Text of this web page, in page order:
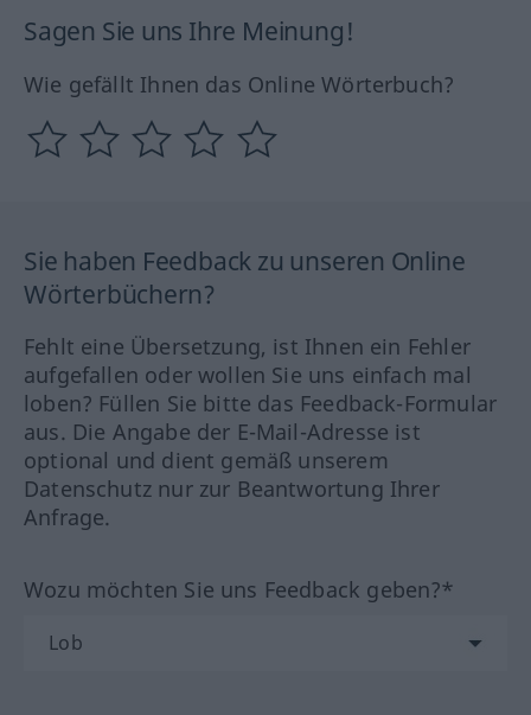
Sagen Sie uns Ihre Meinung!
Wie gefällt Ihnen das Online Wörterbuch?
Sie haben Feedback zu unseren Online
Wörterbüchern?
Fehlt eine Übersetzung, ist Ihnen ein Fehler
aufgefallen oder wollen Sie uns einfach mal
loben? Füllen Sie bitte das Feedback-Formular
aus. Die Angabe der E-Mail-Adresse ist
optional und dient gemäß unserem
Datenschutz nur zur Beantwortung Ihrer
Anfrage.
Wozu möchten Sie uns Feedback geben?*